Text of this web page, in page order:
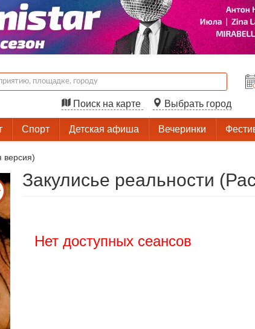
Поиск на карте Выбрать город
Спорт Детская афиша Вечеринки
версия)
Закулисье реальности
Нет доступных сеансов